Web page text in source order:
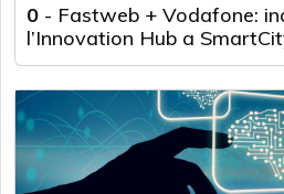
0 - Fastweb + Vodafone:
l’Innovation Hub a